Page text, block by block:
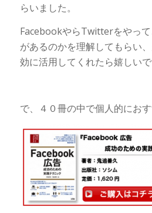
らいました。
FacebookやらTwitterをやっ
があるのかを理解してもらい
効に活用してくれたら嬉しいで
で、４０冊の中で個人的にお